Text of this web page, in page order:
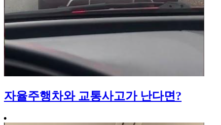
자율주행차와 교통사고가 난다면?